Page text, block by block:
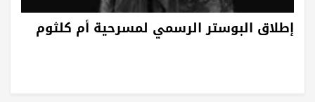
إطلاق البوستر الرسمي لمسرحية أم كلثوم